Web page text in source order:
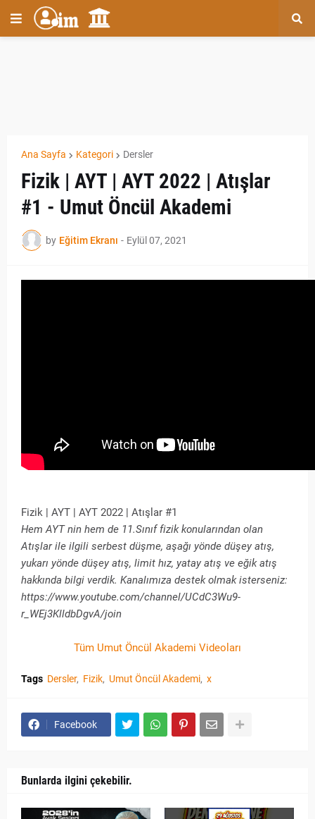
Ana Sayfa Kategori Dersler
Fizik | AYT | AYT 2022 | Atışlar
#1 - Umut Öncül Akademi
by Eğitim Ekranı - Eylül 07, 2021
Fizik | AYT | AYT 2022 | Atışlar #1
Hem AYT nin hem de 11.Sınıf fizik konularından olan
Atışlar ile ilgili serbest düşme, aşağı yönde düşey atış,
yukarı yönde düşey atış, limit hız, yatay atış ve eğik atış
hakkında bilgi verdik. Kanalımıza destek olmak isterseniz:
https://www.youtube.com/channel/UCdC3Wu9-
r_WEj3KlldbDgvA/join
Tüm Umut Öncül Akademi Videoları
Tags Dersler Fizik Umut Öncül Akademi x
Facebook
Bunlarda ilgini çekebilir.